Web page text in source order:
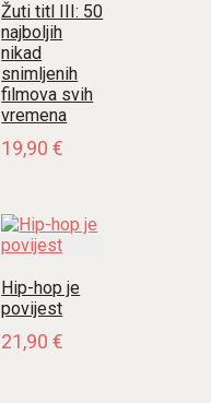
Žuti titl III: 50
najboljih
nikad
snimljenih
filmova svih
vremena
19,90€
Hip-hop je
povijest
21,90€